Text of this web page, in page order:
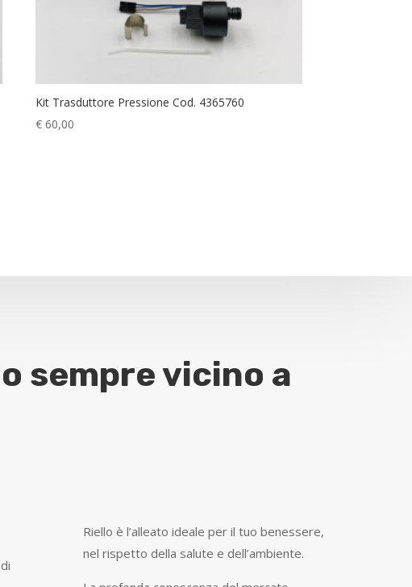
Kit Trasduttore Pressione Cod. 4365760
€ 60,00
sempre vicino a
​Riello è l’alleato ideale per il tuo benessere,
nel rispetto della salute e dell’ambiente.